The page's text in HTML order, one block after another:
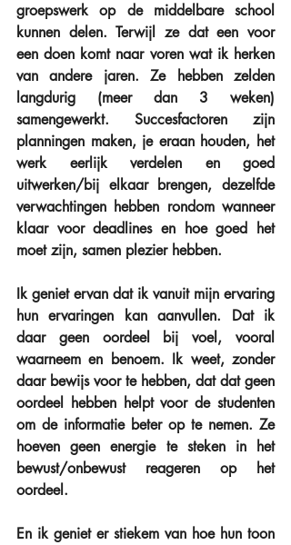
groepswerk op de middelbare school
kunnen delen. Terwijl ze dat een voor
een doen komt naar voren wat ik herken
van andere jaren. Ze hebben zelden
langdurig (meer dan 3 weken)
samengewerkt. Succesfactoren zijn
planningen maken, je eraan houden, het
werk eerlijk verdelen en goed
uitwerken/bij elkaar brengen, dezelfde
verwachtingen hebben rondom wanneer
klaar voor deadlines en hoe goed het
moet zijn, samen plezier hebben.
Ik geniet ervan dat ik vanuit mijn ervaring
hun ervaringen kan aanvullen. Dat ik
daar geen oordeel bij voel, vooral
waarneem en benoem. Ik weet, zonder
daar bewijs voor te hebben, dat dat geen
oordeel hebben helpt voor de studenten
om de informatie beter op te nemen. Ze
hoeven geen energie te steken in het
bewust/onbewust reageren op het
oordeel.
En ik geniet er stiekem van hoe hun toon